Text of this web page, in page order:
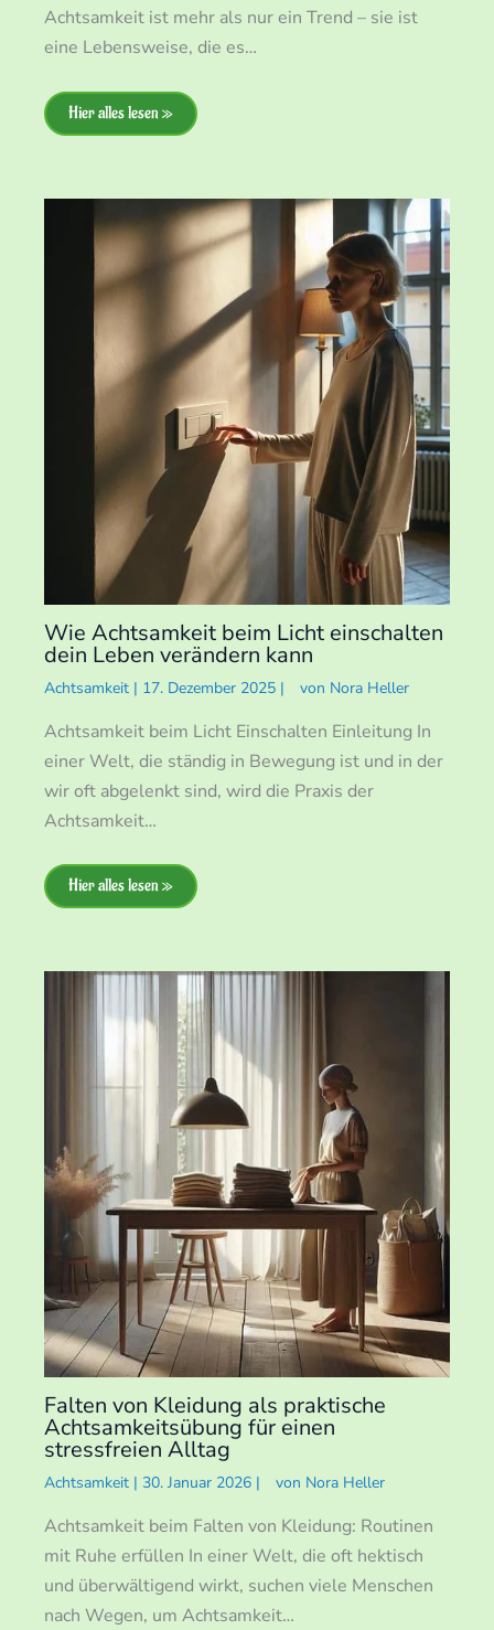
Achtsamkeit ist mehr als nur ein Trend – sie ist
eine Lebensweise, die es…
Hier alles lesen »
Wie Achtsamkeit beim Licht einschalten
dein Leben verändern kann
Achtsamkeit | 17. Dezember 2025 | von Nora Heller
Achtsamkeit beim Licht Einschalten Einleitung In
einer Welt, die ständig in Bewegung ist und in der
wir oft abgelenkt sind, wird die Praxis der
Achtsamkeit…
Hier alles lesen »
Falten von Kleidung als praktische
Achtsamkeitsübung für einen
stressfreien Alltag
Achtsamkeit | 30. Januar 2026 | von Nora Heller
Achtsamkeit beim Falten von Kleidung: Routinen
mit Ruhe erfüllen In einer Welt, die oft hektisch
und überwältigend wirkt, suchen viele Menschen
nach Wegen, um Achtsamkeit…